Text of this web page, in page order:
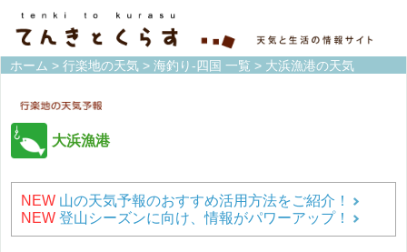
ホーム > 行楽地の天気 > 海釣り-四国 一覧 > 大浜漁港の天気
大浜漁港
NEW 山の天気予報のおすすめ活用方法をご紹介！
NEW 登山シーズンに向け、情報がパワーアップ！